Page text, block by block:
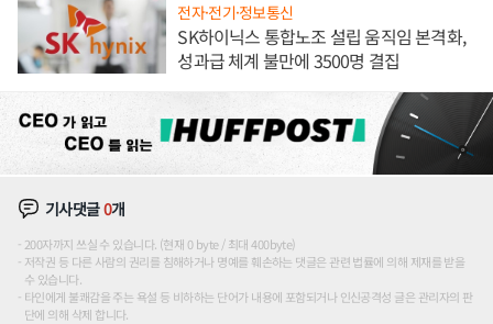
전자·전기·정보통신
SK하이닉스 통합노조 설립 움직임 본격화,
성과급 체계 불만에 3500명 결집
기사댓글0개
200자까지 쓰실 수 있습니다. (현재 0 byte / 최대 400byte)
저작권 등 다른 사람의 권리를 침해하거나 명예를 훼손하는 댓글은 관련 법률에 의해 제재를 받을
수 있습니다.
타인에게 불쾌감을 주는 욕설 등 비하하는 단어가 내용에 포함되거나 인신공격성 글은 관리자의 판
단에 의해 삭제 합니다.